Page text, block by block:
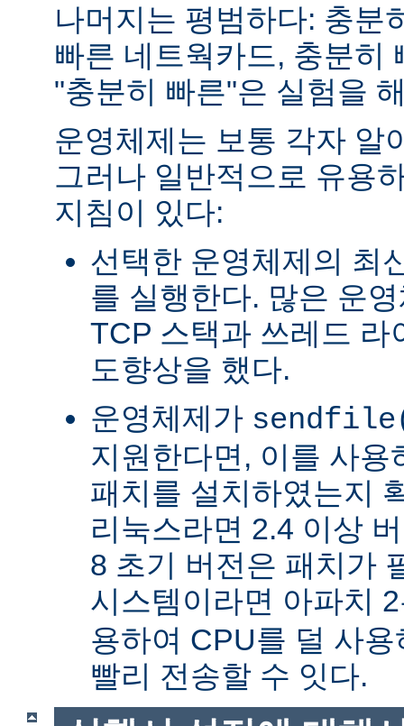
나머지는 평범하다: 충분
빠른 네트웍카드, 충분히
"충분히 빠른"은 실험을
운영체제는 보통 각자 알
그러나 일반적으로 유용
지침이 있다:
선택한 운영체제의 최
를 실행한다. 많은 운
TCP 스택과 쓰레드 라
도향상을 했다.
운영체제가
지원한다면, 이를 사용
패치를 설치하였는지
리눅스라면 2.4 이상
8 초기 버전은 패치가
시스템이라면 아파치
용하여 CPU를 덜 사
빨리 전송할 수 잇다.